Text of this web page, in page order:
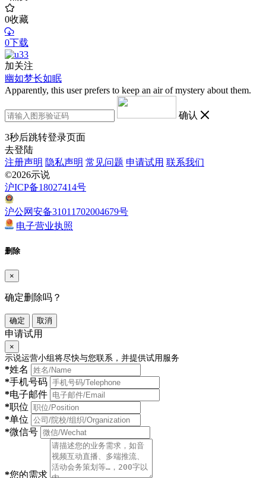
0收藏
0下载
加关注
幽如梦长如眠
Apparently, this user prefers to keep an air of mystery about them.
确认
3秒后跳转登录页面
去登陆
注册声明 隐私声明 常见问题 申请试用 联系我们
©2026示说
沪ICP备18027414号
沪公网安备31011702004679号
电子营业执照
删除
×
确定删除吗？
确定 取消
申请试用
×
示说运营小组将尽快与您联系，并提供试用服务
*姓名
*手机号码
*电子邮件
*职位
*单位
*微信号
*您的需求